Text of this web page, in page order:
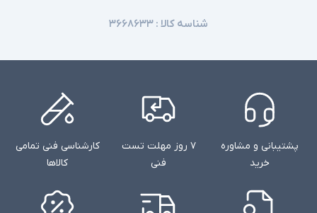
شناسه کالا : ۳۶۶۸۶۳۳
پشتیبانی و مشاوره
خرید
۷ روز مهلت تست
فنی
کارشناسی فنی تمامی
کالاها